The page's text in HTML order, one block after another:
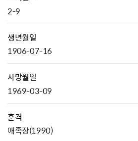
2-9
생년월일
1906-07-16
사망월일
1969-03-09
훈격
애족장(1990)